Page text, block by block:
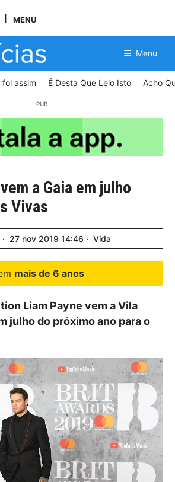
MENU
Menu
foi assim É Desta Que Leio Isto Acho
a Gaia em julho
Vivas
27 nov 2019 14:46 Vida
mais de 6 anos
Liam Payne vem a Vila
julho do próximo ano para o